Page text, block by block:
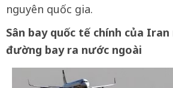
nguyên quốc gia.
Sân bay quốc tế chính của
đường bay ra nước ngoài